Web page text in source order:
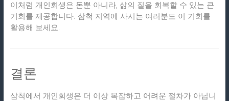
이처럼 개인회생은 돈뿐 아니라, 삶의 질을 회복할 수 있는 큰
기회를 제공합니다. 삼척 지역에 사시는 여러분도 이 기회를
활용해 보세요.
결론
삼척에서 개인회생은 더 이상 복잡하고 어려운 절차가 아닙니